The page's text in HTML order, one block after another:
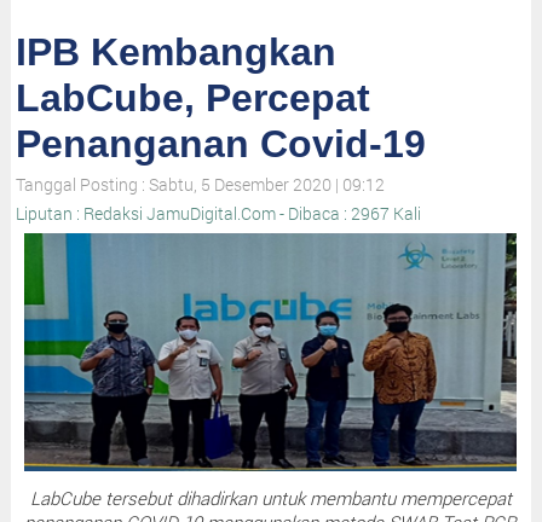
IPB Kembangkan
LabCube, Percepat
Penanganan Covid-19
Tanggal Posting : Sabtu, 5 Desember 2020 | 09:12
Liputan : Redaksi JamuDigital.Com - Dibaca : 2967 Kali
LabCube tersebut dihadirkan untuk membantu mempercepat